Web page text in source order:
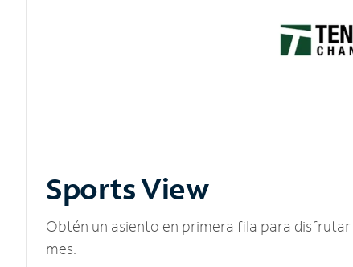
Sports View
Obtén un asiento en primera fila para
mes.